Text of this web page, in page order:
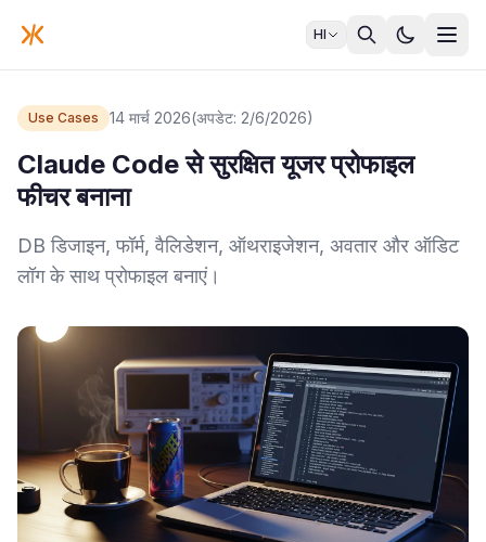
HI
Use Cases 14 मार्च 2026(अपडेट: 2/6/2026)
Claude Code से सुरक्षित यूजर प्रोफाइल
फीचर बनाना
DB डिजाइन, फॉर्म, वैलिडेशन, ऑथराइजेशन, अवतार और ऑडिट
लॉग के साथ प्रोफाइल बनाएं।